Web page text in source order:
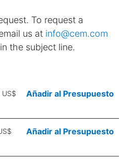
To request a
us at info@cem.com
the subject line.
Añadir al Presupuesto
Añadir al Presupuesto